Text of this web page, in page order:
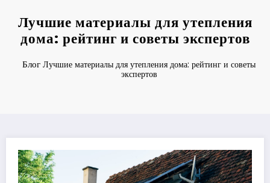
Лучшие материалы для утепления
дома: рейтинг и советы экспертов
Блог Лучшие материалы для утепления дома: рейтинг и советы
экспертов